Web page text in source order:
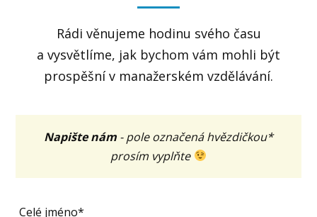
Rádi věnujeme hodinu svého času
a vysvětlíme, jak bychom vám mohli být
prospěšní v manažerském vzdělávání.
Napište nám - pole označená hvězdičkou*
prosím vyplňte
Celé jméno*